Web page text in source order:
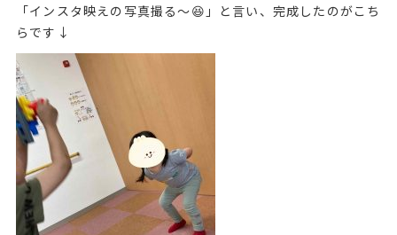
「インスタ映えの写真撮る〜😆」と言い、完成したのがこち
らです↓